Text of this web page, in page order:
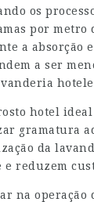
os
por
a absorção
a ser
hotel
gramatura
da
e reduzem
na